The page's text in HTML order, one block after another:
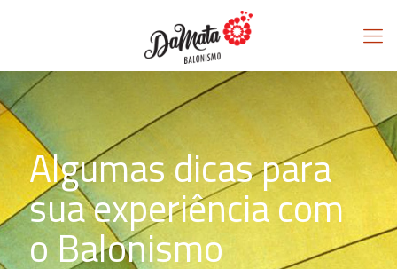
Algumas dicas para
sua experiência com
o Balonismo